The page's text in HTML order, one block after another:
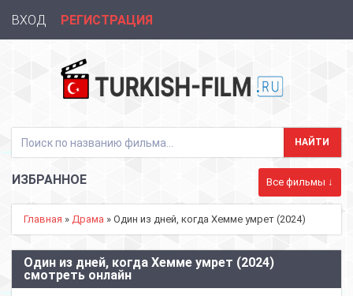
ВХОД РЕГИСТРАЦИЯ
ИЗБРАННОЕ Все фильмы ↓
Главная » Драма » Один из дней, когда Хемме умрет (2024)
Один из дней, когда Хемме умрет (2024)
смотреть онлайн